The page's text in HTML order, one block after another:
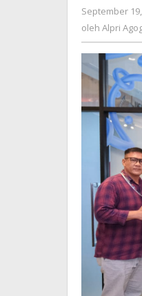
September
oleh Alpri